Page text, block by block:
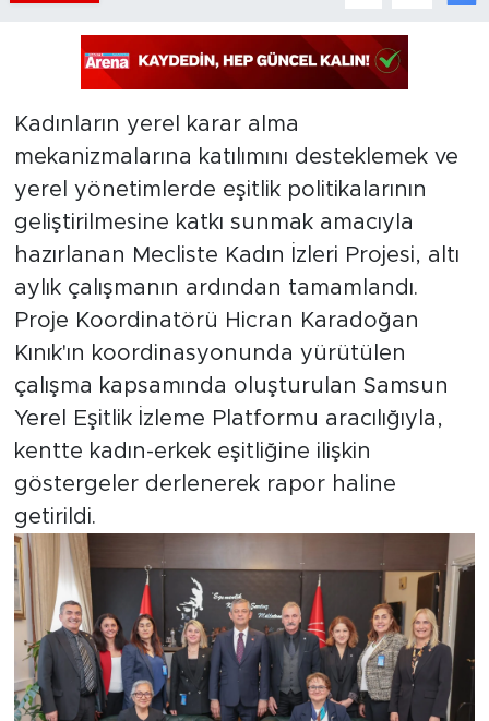
Kadınların yerel karar alma
mekanizmalarına katılımını desteklemek ve
yerel yönetimlerde eşitlik politikalarının
geliştirilmesine katkı sunmak amacıyla
hazırlanan Mecliste Kadın İzleri Projesi, altı
aylık çalışmanın ardından tamamlandı.
Proje Koordinatörü Hicran Karadoğan
Kınık'ın koordinasyonunda yürütülen
çalışma kapsamında oluşturulan Samsun
Yerel Eşitlik İzleme Platformu aracılığıyla,
kentte kadın-erkek eşitliğine ilişkin
göstergeler derlenerek rapor haline
getirildi.